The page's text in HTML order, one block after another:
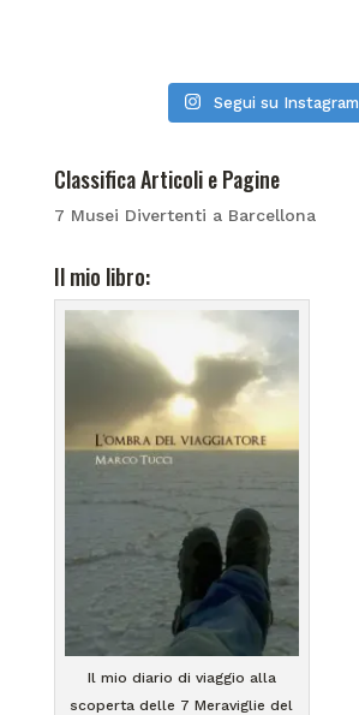
Segui su Instagram
Classifica Articoli e Pagine
7 Musei Divertenti a Barcellona
Il mio libro:
Il mio diario di viaggio alla
scoperta delle 7 Meraviglie del